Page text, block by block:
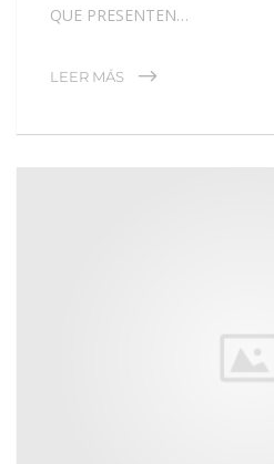
QUE PRESENTEN…
LEER MÁS